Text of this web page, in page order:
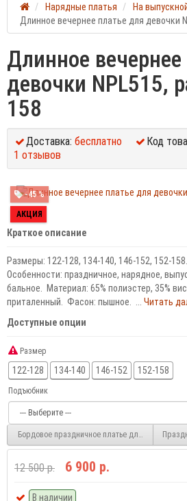
Нарядные платья
На
Длинное вечернее платье для девочки
Длинное
девочки NPL515,
158
Доставка: бесплатно Код
1 отзывов
-45 %
АКЦИЯ
Краткое описание
Размеры: 122-128, 134-140, 146-152, 152-
Особенности: праздничное, нарядное,
бальное. Материал: 65% полиэстер, 35%
приталенный. Фасон: пышное. ... Читать
Доступные опции
Размер
122-128 134-140 146-152 152-158
Подъюбник
Бордовое праздничное платье для девочки
12 500 р. 6 900 р.
В наличии